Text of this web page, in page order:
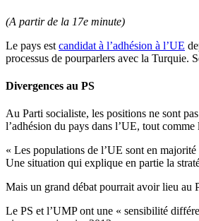
(A partir de la 17e minute)
Le pays est candidat à l’adhésion à l’UE
processus de pourparlers avec la Turquie.
Divergences au PS
Au Parti socialiste, les positions ne sont
l’adhésion du pays dans l’UE, tout
« Les populations de l’UE sont en
Une situation qui explique en partie la
Mais un grand débat pourrait avoir lieu au
Le PS et l’UMP ont une « sensibilité